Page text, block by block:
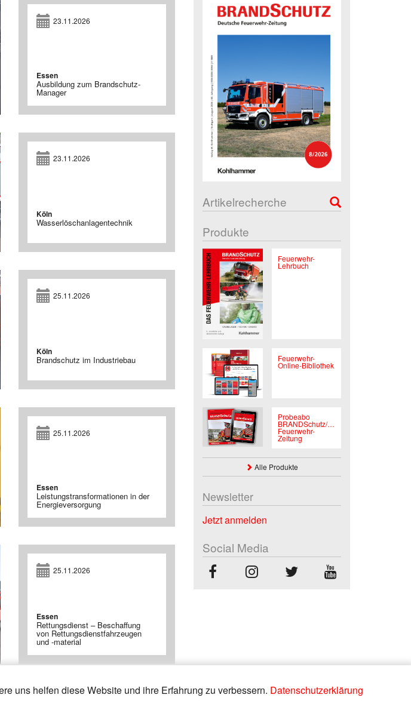
uns helfen diese Website und ihre Erfahrung zu verbessern. Datenschutzerklärung
23.11.2026
Essen
Ausbildung zum Brandschutz-
Manager
23.11.2026
Köln
Wasserlöschanlagentechnik
25.11.2026
Köln
Brandschutz im Industriebau
25.11.2026
Essen
Leistungstransformationen in der
Energieversorgung
25.11.2026
Essen
Rettungsdienst – Beschaffung
von Rettungsdienstfahrzeugen
und -material
Artikelrecherche
Produkte
Feuerwehr-
Lehrbuch
Feuerwehr-
Online-Bibliothek
Probeabo
BRANDSchutz/Deutsche
Feuerwehr-
Zeitung
Alle Produkte
Newsletter
Jetzt anmelden
Social Media